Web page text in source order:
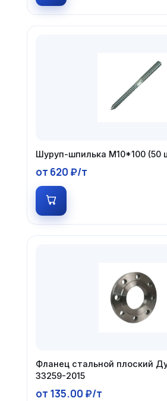
Шуруп-шпилька М10*100 (50
от 620 ₽/т
Фланец стальной плоский
33259-2015
от 135.00 ₽/т